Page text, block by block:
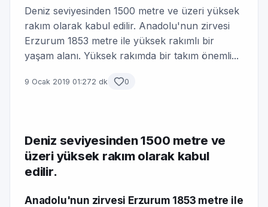
Deniz seviyesinden 1500 metre ve üzeri yüksek
rakım olarak kabul edilir. Anadolu'nun zirvesi
Erzurum 1853 metre ile yüksek rakımlı bir
yaşam alanı. Yüksek rakımda bir takım önemli...
9 Ocak 2019 01:272 dk 0
Deniz seviyesinden 1500 metre ve
üzeri yüksek rakım olarak kabul
edilir.
Anadolu'nun zirvesi Erzurum 1853 metre ile